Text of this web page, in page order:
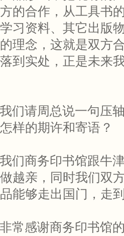
的合作，从工具书
习资料、其它出版
理念，这就是双方
到实处，正是未来
我们请周总说一句压
样的期许和寄语？
我们商务印书馆跟牛
越亲，同时我们双
能够走出国门，走
非常感谢商务印书馆